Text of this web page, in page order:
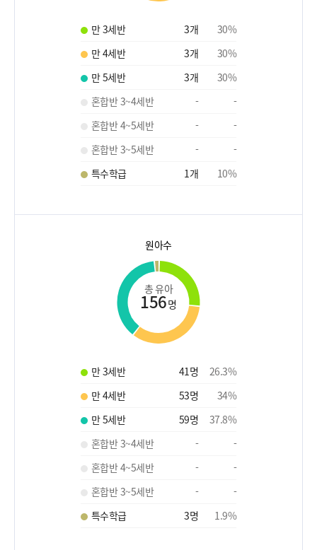
만 3세반 3개 30%
만 4세반
3개 30%
만 5세반
3개 30%
혼합반 3~4세반
-
-
혼합반 4~5세반
-
-
혼합반 3~5세반
-
-
특수학급
1개 10%
원아수
총 유아
156명
만 3세반 41명 26.3%
만 4세반
53명 34%
만 5세반
59명 37.8%
혼합반 3~4세반
-
-
혼합반 4~5세반
-
-
혼합반 3~5세반
-
-
특수학급
3명 1.9%